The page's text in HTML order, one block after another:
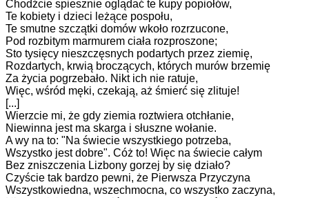
Chodźcie spiesznie oglądać te kupy popiołów,
Te kobiety i dzieci leżące pospołu,
Te smutne szczątki domów wkoło rozrzucone,
Pod rozbitym marmurem ciała rozproszone;
Sto tysięcy nieszczęsnych podartych przez ziemię,
Rozdartych, krwią broczących, których murów brzemię
Za życia pogrzebało. Nikt ich nie ratuje,
Więc, wśród męki, czekają, aż śmierć się zlituje!
[...]
Wierzcie mi, że gdy ziemia roztwiera otchłanie,
Niewinna jest ma skarga i słuszne wołanie.
A wy na to: "Na świecie wszystkiego potrzeba,
Wszystko jest dobre". Cóż to! Więc na świecie całym
Bez zniszczenia Lizbony gorzej by się działo?
Czyście tak bardzo pewni, że Pierwsza Przyczyna
Wszystkowiedna, wszechmocna, co wszystko zaczyna,